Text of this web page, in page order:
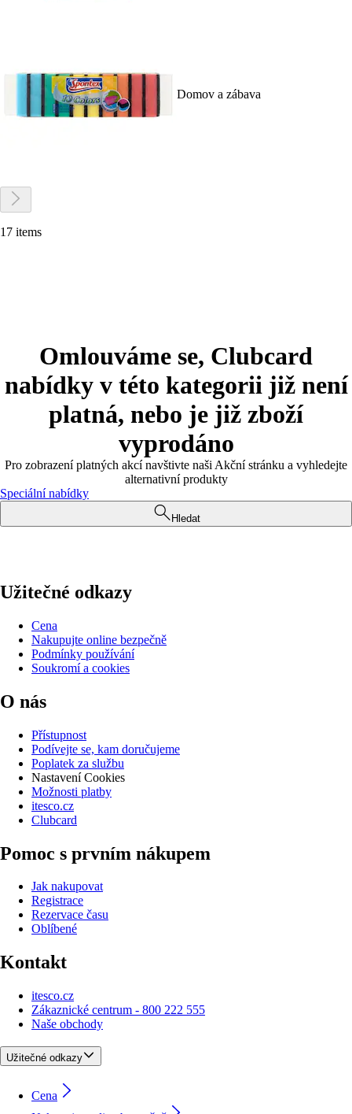
Domov a zábava
17 items
Omlouváme se, Clubcard
nabídky v této kategorii již není
platná, nebo je již zboží
vyprodáno
Pro zobrazení platných akcí navštivte naši Akční stránku a vyhledejte
alternativní produkty
Speciální nabídky
Hledat
Užitečné odkazy
Cena
Nakupujte online bezpečně
Podmínky používání
Soukromí a cookies
O nás
Přístupnost
Podívejte se, kam doručujeme
Poplatek za službu
Nastavení Cookies
Možnosti platby
itesco.cz
Clubcard
Pomoc s prvním nákupem
Jak nakupovat
Registrace
Rezervace času
Oblíbené
Kontakt
itesco.cz
Zákaznické centrum - 800 222 555
Naše obchody
Užitečné odkazy
Cena